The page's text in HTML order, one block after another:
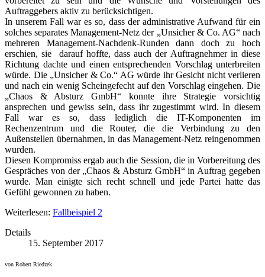
Auftraggebers aktiv zu berücksichtigen.
In unserem Fall war es so, dass der administrative Aufwand für ein
solches separates Management-Netz der „Unsicher & Co. AG“ nach
mehreren Management-Nachdenk-Runden dann doch zu hoch
erschien, sie darauf hoffte, dass auch der Auftragnehmer in diese
Richtung dachte und einen entsprechenden Vorschlag unterbreiten
würde. Die „Unsicher & Co.“ AG würde ihr Gesicht nicht verlieren
und nach ein wenig Scheingefecht auf den Vorschlag eingehen. Die
„Chaos & Absturz GmbH“ konnte ihre Strategie vorsichtig
ansprechen und gewiss sein, dass ihr zugestimmt wird. In diesem
Fall war es so, dass lediglich die IT-Komponenten im
Rechenzentrum und die Router, die die Verbindung zu den
Außenstellen übernahmen, in das Management-Netz reingenommen
wurden.
Diesen Kompromiss ergab auch die Session, die in Vorbereitung des
Gespräches von der „Chaos & Absturz GmbH“ in Auftrag gegeben
wurde. Man einigte sich recht schnell und jede Partei hatte das
Gefühl gewonnen zu haben.
Weiterlesen: Fallbeispiel 2
Details
15. September 2017
von Robert Riedzek